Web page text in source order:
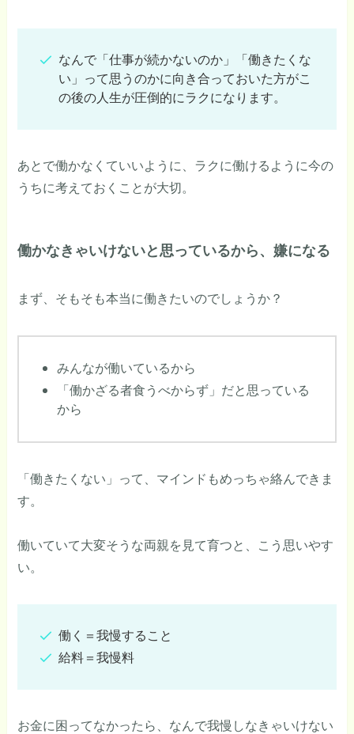
なんで「仕事が続かないのか」「働きたくな
い」って思うのかに向き合っておいた方がこ
の後の人生が圧倒的にラクになります。
あとで働かなくていいように、ラクに働けるように今の
うちに考えておくことが大切。
働かなきゃいけないと思っているから、嫌になる
まず、そもそも本当に働きたいのでしょうか？
みんなが働いているから
「働かざる者食うべからず」だと思っている
から
「働きたくない」って、マインドもめっちゃ絡んできま
す。
働いていて大変そうな両親を見て育つと、こう思いやす
い。
働く＝我慢すること
給料＝我慢料
お金に困ってなかったら、なんで我慢しなきゃいけない